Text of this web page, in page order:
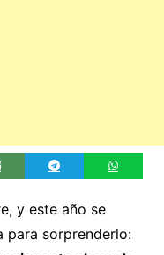
y este año se
para sorprenderlo: